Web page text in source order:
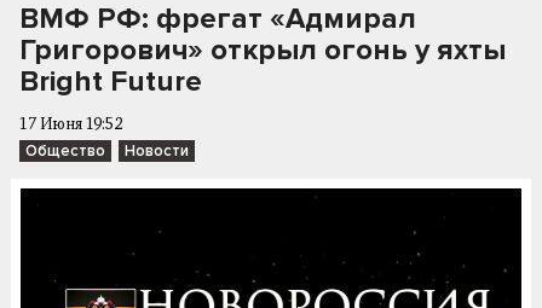
ВМФ РФ: фрегат «Адмирал
Григорович» открыл огонь у яхты
Bright Future
17 Июня 19:52
Общество Новости